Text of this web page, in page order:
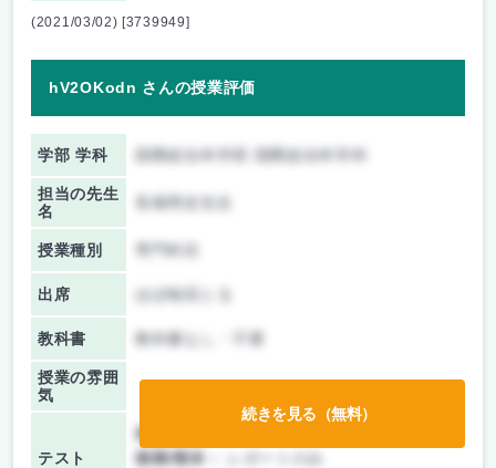
(2021/03/02) [3739949]
hV2OKodn さんの授業評価
学部 学科 国際総合科学部 国際総合科学科
担当の先生
名
授業種別
出席 ほぼ毎回とる
教科書 教科書なし・不要
授業の雰囲
気
テスト
前期/中間：
後期/期末：
続きを見る（無料）